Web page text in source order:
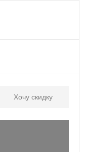
Хочу скидку